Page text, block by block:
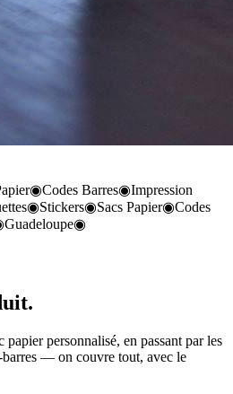
◉Codes Barres◉Impression
◉Stickers◉Sacs Papier◉Codes
Guadeloupe◉
.
papier personnalisé, en passant par les
barres — on couvre tout, avec le